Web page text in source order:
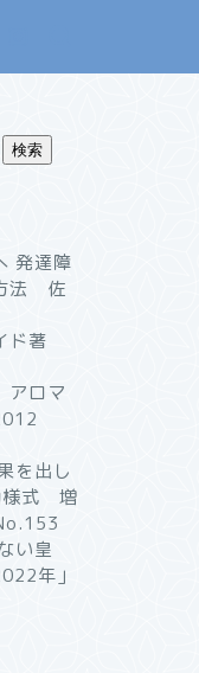
検索
発達障
法 佐
ド著
アロマ
を出し
様式 増
い皇
年」